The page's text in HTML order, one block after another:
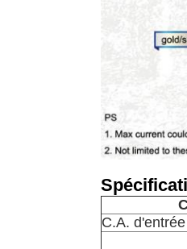
C.A. d'entrée